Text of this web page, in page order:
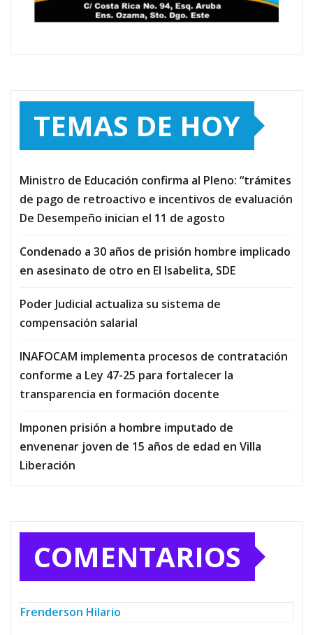
TEMAS DE HOY
Ministro de Educación confirma al Pleno: “trámites
de pago de retroactivo e incentivos de evaluación
De Desempeño inician el 11 de agosto
Condenado a 30 años de prisión hombre implicado
en asesinato de otro en El Isabelita, SDE
Poder Judicial actualiza su sistema de
compensación salarial
INAFOCAM implementa procesos de contratación
conforme a Ley 47-25 para fortalecer la
transparencia en formación docente
Imponen prisión a hombre imputado de
envenenar joven de 15 años de edad en Villa
Liberación
COMENTARIOS
Frenderson Hilario